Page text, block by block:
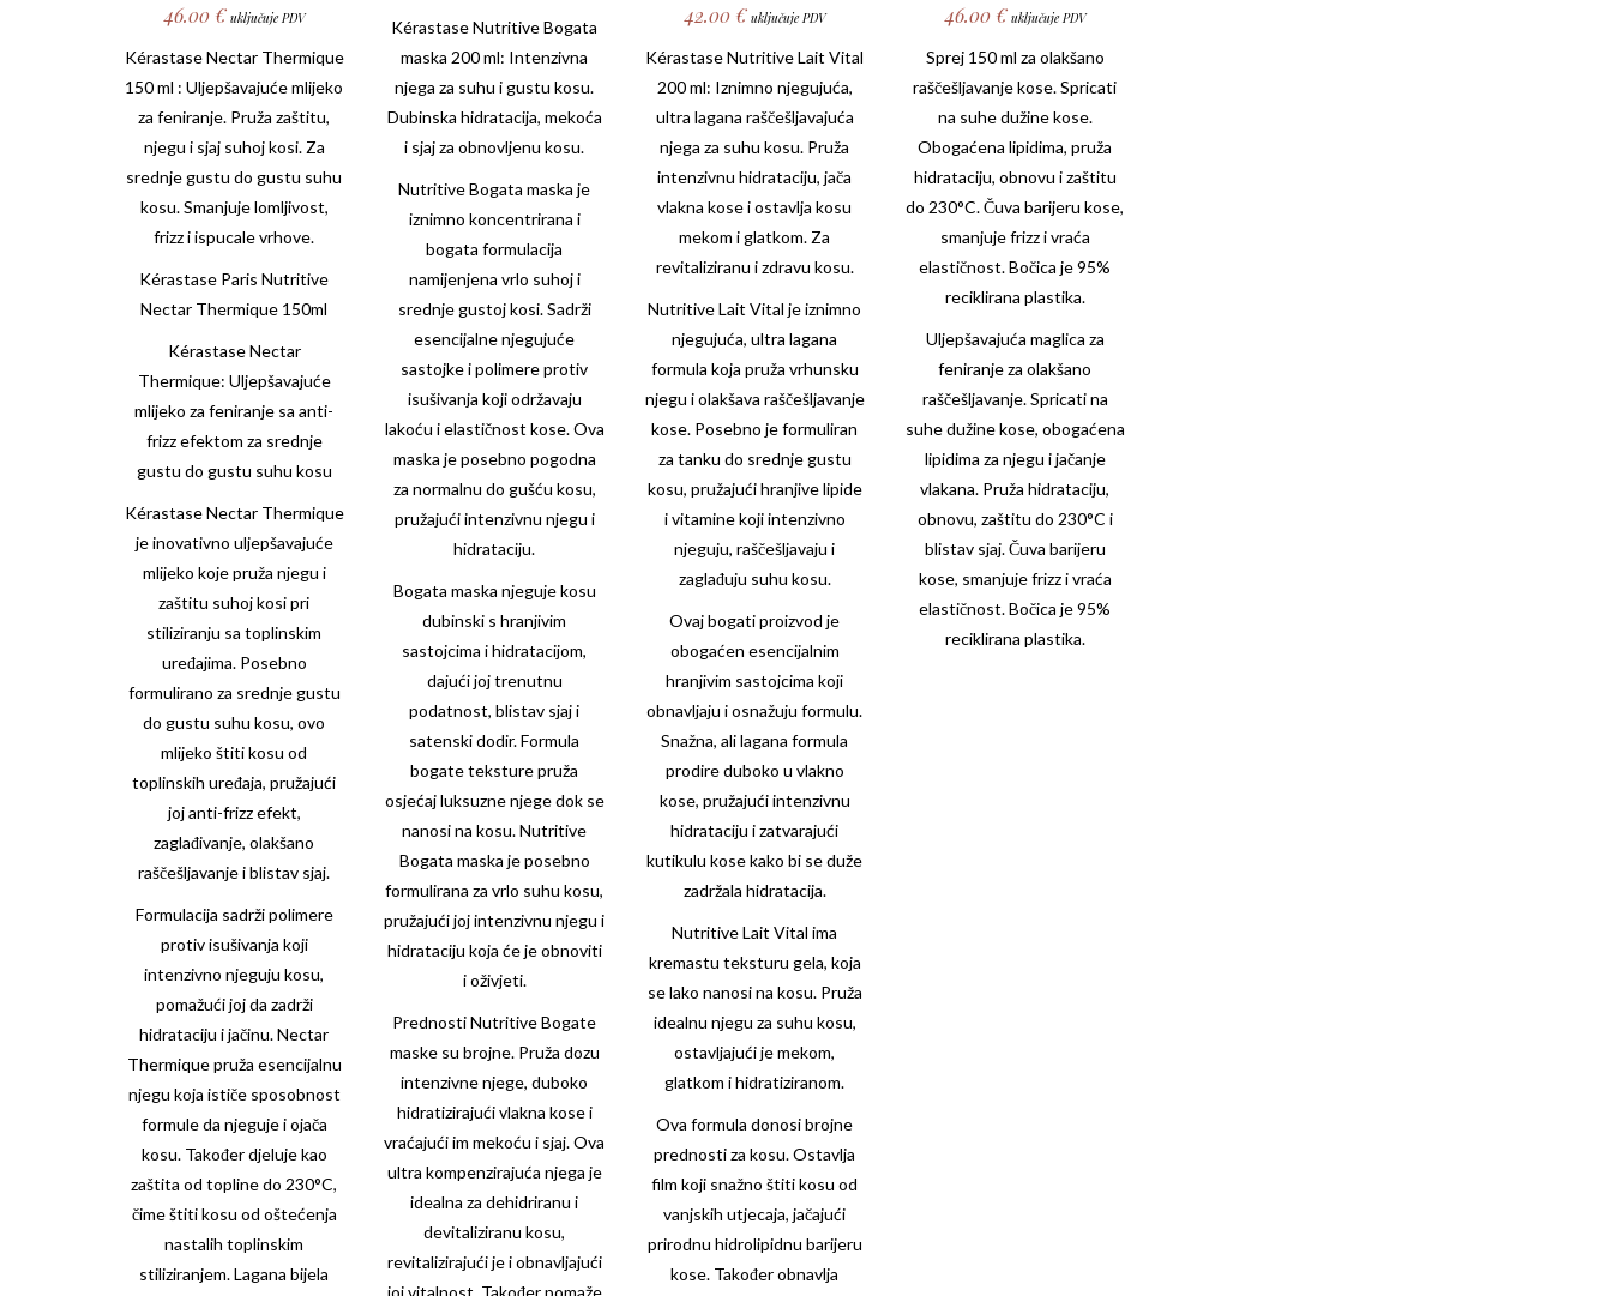
46.00 € uključuje PDV
Kérastase Nectar Thermique
150 ml : Uljepšavajuće mlijeko
za feniranje. Pruža zaštitu,
njegu i sjaj suhoj kosi. Za
srednje gustu do gustu suhu
kosu. Smanjuje lomljivost,
frizz i ispucale vrhove.
Kérastase Paris Nutritive
Nectar Thermique 150ml
Kérastase Nectar
Thermique: Uljepšavajuće
mlijeko za feniranje sa anti-
frizz efektom za srednje
gustu do gustu suhu kosu
Kérastase Nectar Thermique
je inovativno uljepšavajuće
mlijeko koje pruža njegu i
zaštitu suhoj kosi pri
stiliziranju sa toplinskim
uređajima. Posebno
formulirano za srednje gustu
do gustu suhu kosu, ovo
mlijeko štiti kosu od
toplinskih uređaja, pružajući
joj anti-frizz efekt,
zaglađivanje, olakšano
raščešljavanje i blistav sjaj.
Formulacija sadrži polimere
protiv isušivanja koji
intenzivno njeguju kosu,
pomažući joj da zadrži
hidrataciju i jačinu. Nectar
Thermique pruža esencijalnu
njegu koja ističe sposobnost
formule da njeguje i ojača
kosu. Također djeluje kao
zaštita od topline do 230°C,
čime štiti kosu od oštećenja
nastalih toplinskim
stiliziranjem. Lagana bijela
Kérastase NutritiveBogata
maska 200 ml: Intenzivna
njega za suhu i gustu kosu.
Dubinska hidratacija, mekoća
i sjaj za obnovljenu kosu.
Nutritive Bogata maska je
iznimno koncentrirana i
bogata formulacija
namijenjena vrlo suhoj i
srednje gustoj kosi. Sadrži
esencijalne njegujuće
sastojke i polimere protiv
isušivanja koji održavaju
lakoću i elastičnost kose. Ova
maska je posebno pogodna
za normalnu do gušću kosu,
pružajući intenzivnu njegu i
hidrataciju.
Bogata maska njeguje kosu
dubinski s hranjivim
sastojcima i hidratacijom,
dajući joj trenutnu
podatnost, blistav sjaj i
satenski dodir. Formula
bogate teksture pruža
osjećaj luksuzne njege dok se
nanosi na kosu. Nutritive
Bogata maska je posebno
formulirana za vrlo suhu kosu,
pružajući joj intenzivnu njegu i
hidrataciju koja će je obnoviti
i oživjeti.
PrednostiNutritiveBogate
maske su brojne. Pruža dozu
intenzivne njege, duboko
hidratizirajući vlakna kose i
vraćajući im mekoću i sjaj. Ova
ultra kompenzirajuća njega je
idealna za dehidriranu i
devitaliziranu kosu,
revitalizirajući je i obnavljajući
joj vitalnost. Također pomaže
42.00 € uključuje PDV
Kérastase Nutritive Lait Vital
200 ml: Iznimno njegujuća,
ultra lagana raščešljavajuća
njega za suhu kosu. Pruža
intenzivnu hidrataciju, jača
vlakna kose i ostavlja kosu
mekom i glatkom. Za
revitaliziranu i zdravu kosu.
Nutritive Lait Vital je iznimno
njegujuća, ultra lagana
formula koja pruža vrhunsku
njegu i olakšava raščešljavanje
kose. Posebno je formuliran
za tanku do srednje gustu
kosu, pružajući hranjive lipide
i vitamine koji intenzivno
njeguju, raščešljavaju i
zaglađuju suhu kosu.
Ovaj bogati proizvod je
obogaćen esencijalnim
hranjivim sastojcima koji
obnavljaju i osnažuju formulu.
Snažna, ali lagana formula
prodire duboko u vlakno
kose, pružajući intenzivnu
hidrataciju i zatvarajući
kutikulu kose kako bi se duže
zadržala hidratacija.
Nutritive Lait Vital ima
kremastu teksturu gela, koja
se lako nanosi na kosu. Pruža
idealnu njegu za suhu kosu,
ostavljajući je mekom,
glatkom i hidratiziranom.
Ova formula donosi brojne
prednosti za kosu. Ostavlja
film koji snažno štiti kosu od
vanjskih utjecaja, jačajući
prirodnu hidrolipidnu barijeru
kose. Također obnavlja
46.00 € uključuje PDV
Sprej 150 ml za olakšano
raščešljavanje kose. Spricati
na suhe dužine kose.
Obogaćena lipidima, pruža
hidrataciju, obnovu i zaštitu
do 230°C. Čuva barijeru kose,
smanjuje frizz i vraća
elastičnost. Bočica je 95%
reciklirana plastika.
Uljepšavajuća maglica za
feniranje za olakšano
raščešljavanje. Spricati na
suhe dužine kose, obogaćena
lipidima za njegu i jačanje
vlakana. Pruža hidrataciju,
obnovu, zaštitu do 230°C i
blistav sjaj. Čuva barijeru
kose, smanjuje frizz i vraća
elastičnost. Bočica je 95%
reciklirana plastika.